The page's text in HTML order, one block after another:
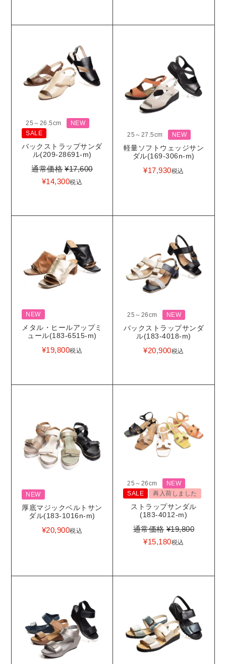
25～26.5cm
NEW
SALE
バックストラップサンダ
ル(209-28691-m)
通常価格 ¥17,600
¥14,300税込
25～27.5cm NEW
軽量ソフトウェッジサン
ダル(169-306n-m)
¥17,930税込
NEW
メタル・ヒールアップミ
ュール(183-6515-m)
¥19,800税込
25～26cm NEW
バックストラップサンダ
ル(183-4018-m)
¥20,900税込
NEW
厚底マジックベルトサン
ダル(183-1016n-m)
¥20,900税込
25～26cm
NEW
SALE
再入荷しました
ストラップサンダル
(183-4012-m)
通常価格 ¥19,800
¥15,180税込